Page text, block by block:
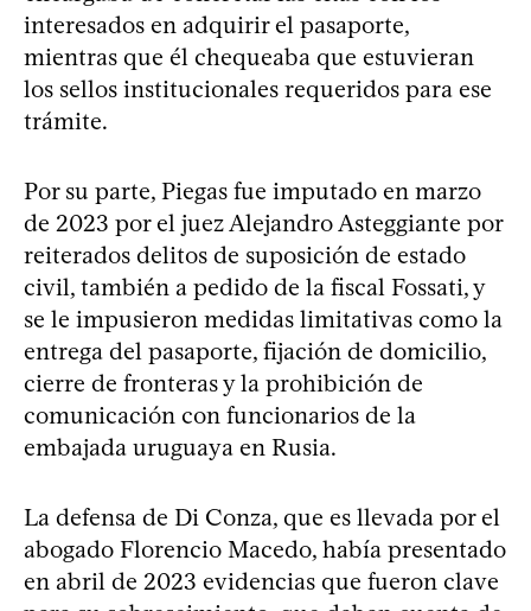
interesados en adquirir el pasaporte,
mientras que él chequeaba que estuvieran
los sellos institucionales requeridos para ese
trámite.
Por su parte, Piegas fue imputado en marzo
de 2023 por el juez Alejandro Asteggiante por
reiterados delitos de suposición de estado
civil, también a pedido de la fiscal Fossati, y
se le impusieron medidas limitativas como la
entrega del pasaporte, fijación de domicilio,
cierre de fronteras y la prohibición de
comunicación con funcionarios de la
embajada uruguaya en Rusia.
La defensa de Di Conza, que es llevada por el
abogado Florencio Macedo, había presentado
en abril de 2023 evidencias que fueron clave